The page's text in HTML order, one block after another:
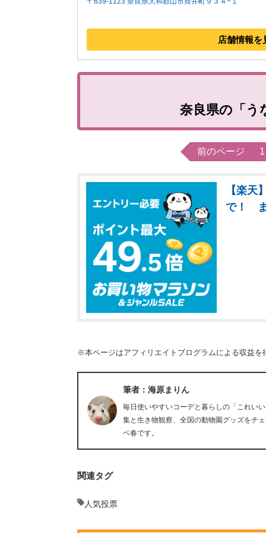
店舗情報を
奈良県の「う
前のページ 1
【楽天
で！ ま
※本ページはアフィリエイトプログラムによる収益を
筆者：海原まりん
毎日使いやすいコーデと暮らしの「これい
集と生き物観察、全国の動物園グッズをチ
ベ春です。
関連タグ
人気投票